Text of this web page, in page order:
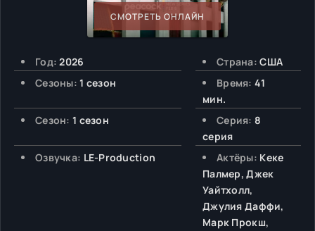
СМОТРЕТЬ ОНЛАЙН
Год: 2026 Страна: США
Сезоны: 1 сезон Время: 41
мин.
Сезон: 1 сезон Серия: 8
серия
Озвучка: LE-Production Актёры: Кеке
Палмер, Джек
Уайтхолл,
Джулия Даффи,
Марк Прокш,